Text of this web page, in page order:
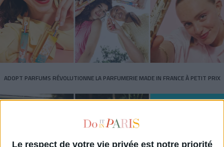
Le respect de votre vie privée est notre priorité
ADOPT PARFUMS RÉVOLUTIONNE LA PARFUMERIE MADE IN FRANCE À PETIT PRIX